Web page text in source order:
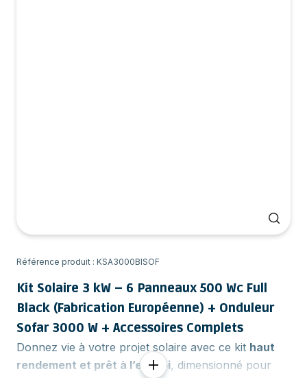
Référence produit : KSA3000BISOF
Kit Solaire 3 kW – 6 Panneaux 500 Wc Full
Black (Fabrication Européenne) + Onduleur
Sofar 3000 W + Accessoires Complets
Donnez vie à votre projet solaire avec ce kit haut
rendement et prêt à l’emploi, dimensionné pour